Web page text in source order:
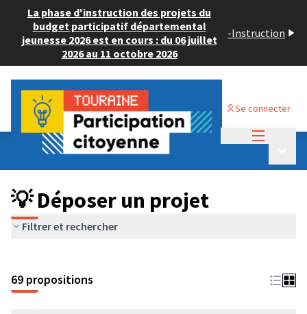
La phase d'instruction des projets du
budget participatif départemental
jeunesse 2026 est en cours : du 06 juillet
2026 au 11 octobre 2026
-Instruction
Se connecter
Budget Participatif ADULTE 2024
💡 Déposer un projet
💡 Déposer un projet
Filtrer et rechercher
69 propositions